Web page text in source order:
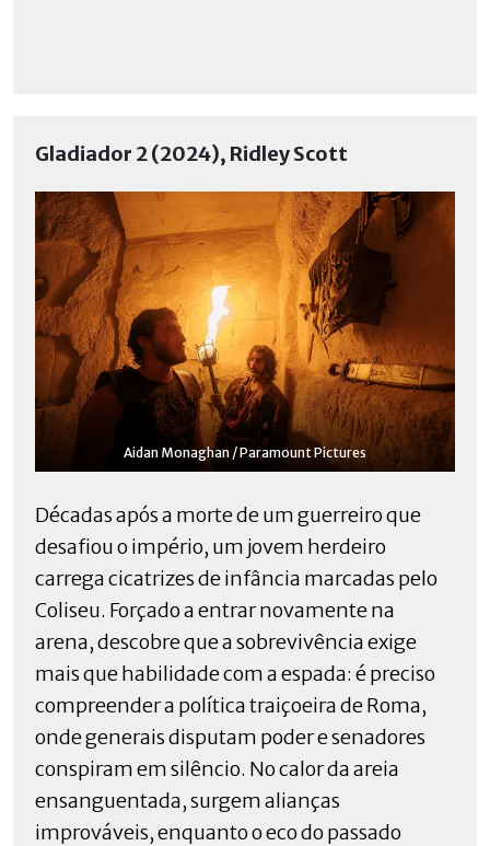
Gladiador 2 (2024), Ridley Scott
Aidan Monaghan / Paramount Pictures
Décadas após a morte de um guerreiro que
desafiou o império, um jovem herdeiro
carrega cicatrizes de infância marcadas pelo
Coliseu. Forçado a entrar novamente na
arena, descobre que a sobrevivência exige
mais que habilidade com a espada: é preciso
compreender a política traiçoeira de Roma,
onde generais disputam poder e senadores
conspiram em silêncio. No calor da areia
ensanguentada, surgem alianças
improváveis, enquanto o eco do passado